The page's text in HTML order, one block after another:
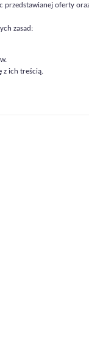
przedstawianej oferty
zasad:
z ich treścią.